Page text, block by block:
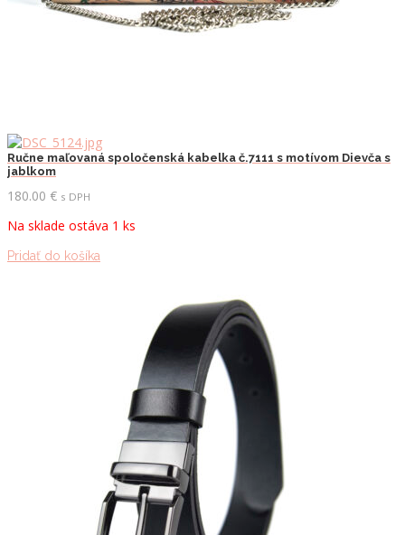
Ručne maľovaná spoločenská kabelka č.7111 s motívom Dievča s
jablkom
180.00 € s DPH
Na sklade ostáva 1 ks
Pridať do košíka